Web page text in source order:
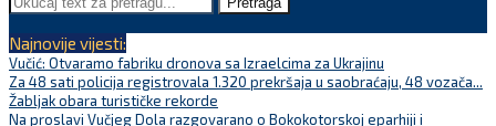
Najnovije vijesti:
Vučić: Otvaramo fabriku dronova sa Izraelcima za Ukrajinu
Za 48 sati policija registrovala 1.320 prekršaja u saobraćaju, 48 vozača...
Žabljak obara turističke rekorde
Na proslavi Vučjeg Dola razgovarano o Bokokotorskoj eparhiji i